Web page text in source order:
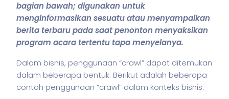
bagian bawah; digunakan untuk
menginformasikan sesuatu atau menyampaikan
berita terbaru pada saat penonton menyaksikan
program acara tertentu tapa menyelanya.
Dalam bisnis, penggunaan “crawl” dapat ditemukan
dalam beberapa bentuk. Berikut adalah beberapa
contoh penggunaan “crawl” dalam konteks bisnis: